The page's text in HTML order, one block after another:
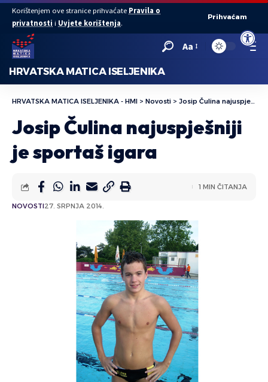
Open
Korištenjem ove stranice prihvaćate Pravila o
privatnosti i Uvjete korištenja.
Prihvaćam
Aa
HRVATSKA MATICA ISELJENIKA
HRVATSKA MATICA ISELJENIKA - HMI > Novosti > Josip Čulina najuspješniji je sportaš igara
Josip Čulina najuspješniji
je sportaš igara
NOVOSTI27. SRPNJA 2014.
1 MIN ČITANJA